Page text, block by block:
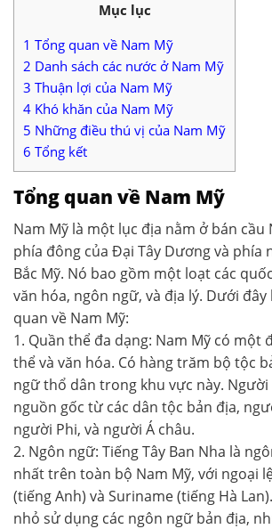
Mục lục
1 Tổng quan về Nam Mỹ
2 Danh sách các nước ở Nam Mỹ
3 Thuận lợi của Nam Mỹ
4 Khó khăn của Nam Mỹ
5 Những điều thú vị của Nam Mỹ
6 Tổng kết
Tổng quan về Nam Mỹ
Nam Mỹ là một lục địa nằm ở bán cầu
phía đông của Đại Tây Dương và phía
Bắc Mỹ. Nó bao gồm một loạt các
văn hóa, ngôn ngữ, và địa lý. Dưới
quan về Nam Mỹ:
1. Quần thể đa dạng: Nam Mỹ có một
thể và văn hóa. Có hàng trăm bộ tộc
ngữ thổ dân trong khu vực này. Người
nguồn gốc từ các dân tộc bản địa,
người Phi, và người Á châu.
2. Ngôn ngữ: Tiếng Tây Ban Nha là
nhất trên toàn bộ Nam Mỹ, với ngoại
(tiếng Anh) và Suriname (tiếng Hà
nhỏ sử dụng các ngôn ngữ bản địa,